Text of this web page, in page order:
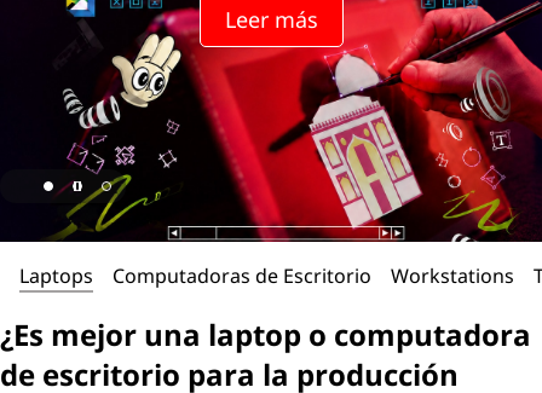
o
p
o
Leer más
Laptops Computadoras de Escritorio Workstations
¿Es mejor una laptop o computadora
de escritorio para la producción